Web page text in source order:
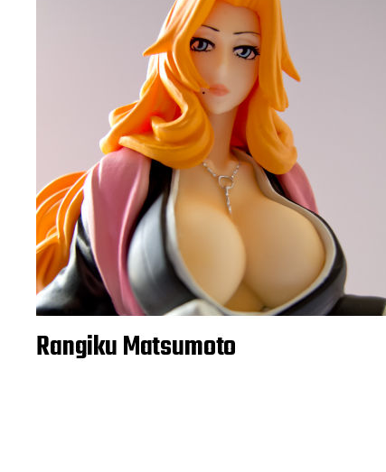
Rangiku Matsumoto